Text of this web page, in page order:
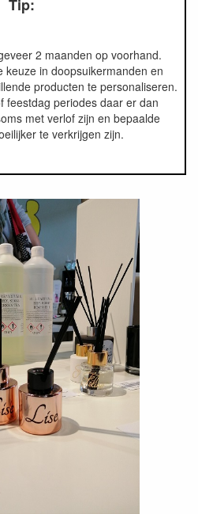
Tip:
2 maanden op voorhand.
keuze in doopsuikermanden en
producten te personaliseren.
feestdag periodes daar er dan
met verlof zijn en bepaalde
te verkrijgen zijn.